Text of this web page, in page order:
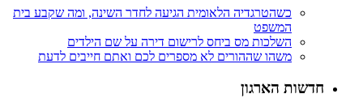
כשהטרגדיה הלאומית הגיעה לחדר השינה, ומה שקבע בית
המשפט
השלכות מס ביחס לרישום דירה על שם הילדים
משהו שההורים לא מספרים לכם ואתם חייבים לדעת
חדשות הארגון